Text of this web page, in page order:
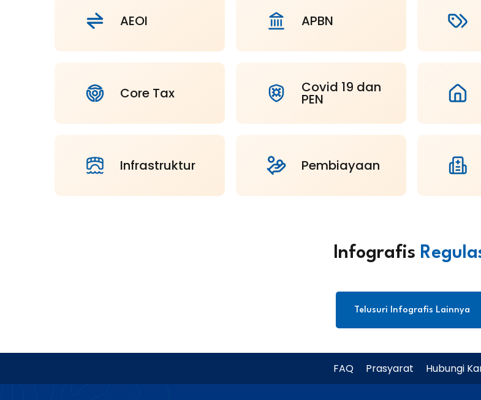
AEOI APBN
Core Tax Covid 19 dan
PEN
Infrastruktur Pembiayaan
Infografis
Telusuri Infografis Lainnya
FAQ Prasyarat Hubungi